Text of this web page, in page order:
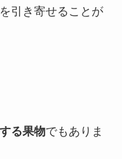
を引き寄せることが
る果物でもありま